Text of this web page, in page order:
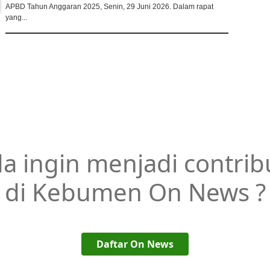
APBD Tahun Anggaran 2025, Senin, 29 Juni 2026. Dalam rapat
yang...
ingin menjadi
di Kebumen On News ?
Daftar On News